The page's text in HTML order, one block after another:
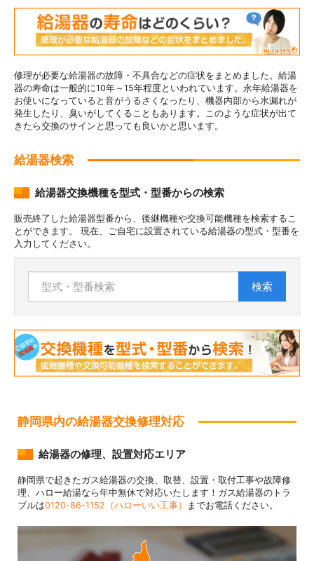
修理が必要な給湯器の故障・不具合などの症状をまとめました。給湯
器の寿命は一般的に10年～15年程度といわれています。永年給湯器を
お使いになっていると音がうるさくなったり、機器内部から水漏れが
発生したり、臭いがしてくることもあります。このような症状が出て
きたら交換のサインと思っても良いかと思います。
給湯器検索
給湯器交換機種を型式・型番からの検索
販売終了した給湯器型番から、後継機種や交換可能機種を検索するこ
とができます。 現在、ご自宅に設置されている給湯器の型式・型番を
入力してください。
検索
静岡県内の給湯器交換修理対応
給湯器の修理、設置対応エリア
静岡県で起きたガス給湯器の交換、取替、設置・取付工事や故障修
理、ハロー給湯なら年中無休で対応いたします！ガス給湯器のトラ
ブルは0120-86-1152（ハローいい工事） までお電話ください。